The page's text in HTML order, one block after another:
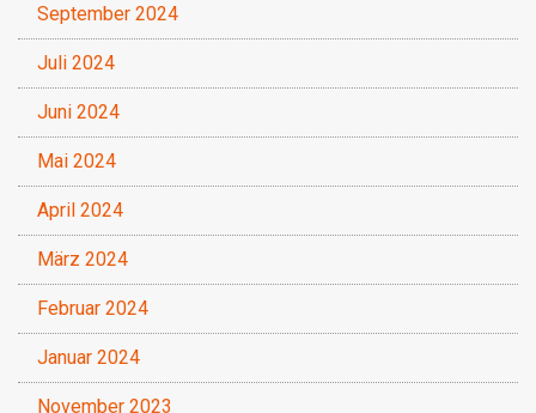
September 2024
Juli 2024
Juni 2024
Mai 2024
April 2024
März 2024
Februar 2024
Januar 2024
November 2023